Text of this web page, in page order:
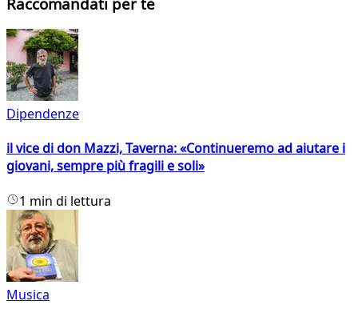
Dipendenze
il vice di don Mazzi, Taverna: «Continueremo ad aiutare i
giovani, sempre più fragili e soli»
1 min di lettura
Musica